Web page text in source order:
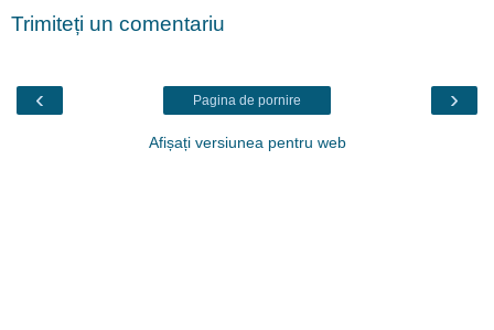
Trimiteți un comentariu
‹ ›
Pagina de pornire
Afișați versiunea pentru web